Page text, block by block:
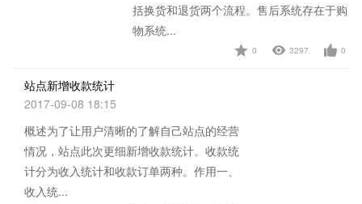
括换货和退货两个流程。售后系统存在于购
物系统...
0 3297 0
站点新增收款统计
2017-09-08 18:15
概述为了让用户清晰的了解自己站点的经营
情况，站点此次更细新增收款统计。收款统
计分为收入统计和收款订单两种。作用一、
收入统...